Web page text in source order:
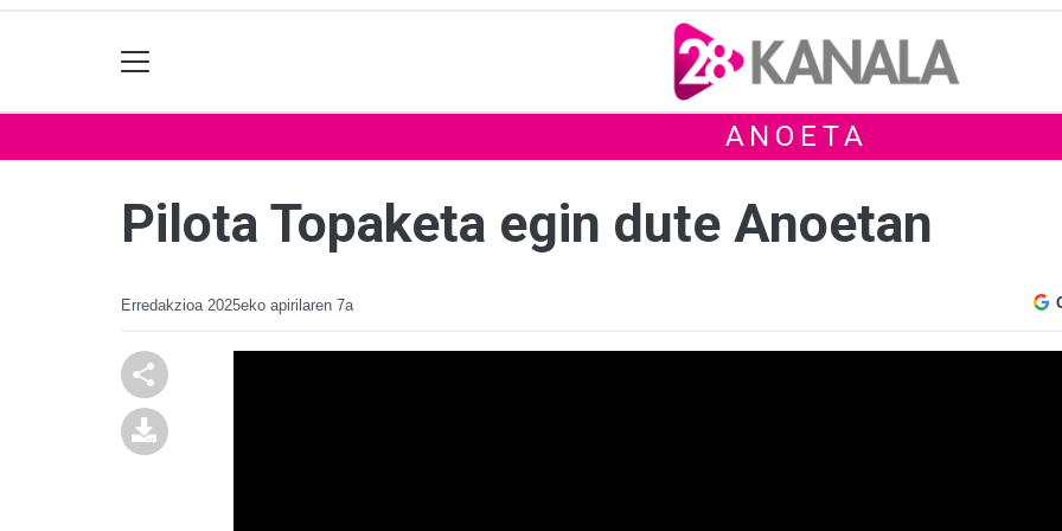
ANOETA
Pilota Topaketa egin dute Anoetan
Erredakzioa 2025eko apirilaren 7a